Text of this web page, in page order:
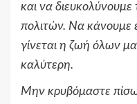
και να
πολιτών. Να κάνουμε
γίνεται η ζωή όλων
καλύτερη.
Μην κρυβόμαστε